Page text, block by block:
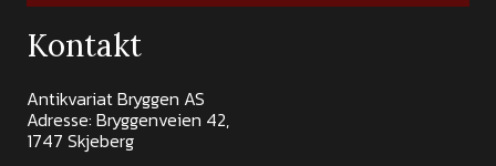
Kontakt
Antikvariat Bryggen AS
Adresse: Bryggenveien 42,
1747 Skjeberg